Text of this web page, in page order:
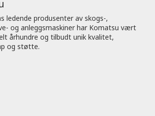
ledende produsenter av skogs-,
og anleggsmaskiner har Komatsu vært
århundre og tilbudt unik kvalitet,
og støtte.